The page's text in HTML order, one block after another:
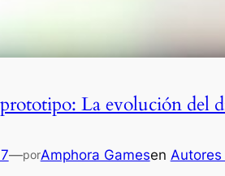
La evolución del
—porAmphora Gamesen